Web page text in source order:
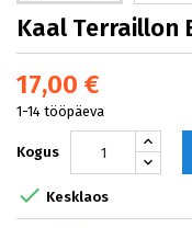
Kaal Terraillon
17,00 €
1-14 tööpäeva
Kogus
 Kesklaos